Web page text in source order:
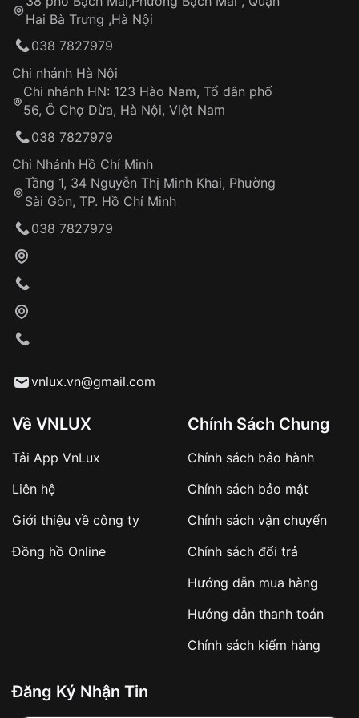
Hotline: 0585 215 215
Từ khóa SEO:
Khách hàng kiểm tra và thanh toán trực tiếp
Từ khóa SEO:
sản phẩm đặc biệt
hàng
Số tiền còn lại thanh toán khi nhận hàng hoặc
✔️ Đảm bảo xử lý đơn hàng nhanh chóng
✔️ Hạn chế tình trạng hủy đơn không mong
Từ khóa SEO:
Tự ý sửa chữa
thống VNLUX
Đảm bảo quyền lợi khách hàng
Đồng hành cùng khách hàng trong suốt quá
trình sử dụng
Hai Bà Trưng ,Hà Nội
038 7827979
Chi nhánh Hà Nội
Chi nhánh HN: 123 Hào Nam, Tổ dân phố
56, Ô Chợ Dừa, Hà Nội, Việt Nam
038 7827979
Chi Nhánh Hồ Chí Minh
Tầng 1, 34 Nguyễn Thị Minh Khai, Phường
Sài Gòn, TP. Hồ Chí Minh
038 7827979
vnlux.vn@gmail.com
Về VNLUX
Tải App VnLux
Liên hệ
Giới thiệu về công ty
Đồng hồ Online
Chính Sách Chung
Chính sách bảo hành
Chính sách bảo mật
Chính sách vận chuyển
Chính sách đổi trả
Hướng dẫn mua hàng
Hướng dẫn thanh toán
Chính sách kiểm hàng
Đăng Ký Nhận Tin